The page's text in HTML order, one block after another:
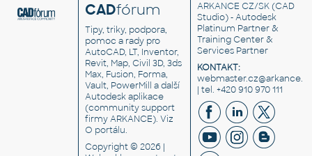
CADfórum
Tipy, triky, podpora,
pomoc a rady pro
AutoCAD, LT, Inventor,
Revit, Map, Civil 3D, 3ds
Max, Fusion, Forma,
Vault, PowerMill a další
Autodesk aplikace
(community support
firmy ARKANCE). Viz
O portálu.
Copyright © 2026 |
ARKANCE CZ/SK(CAD
Studio) - Autodesk
Platinum Partner &
Training Center &
Services Partner
KONTAKT:
| tel. +420 910 970 111